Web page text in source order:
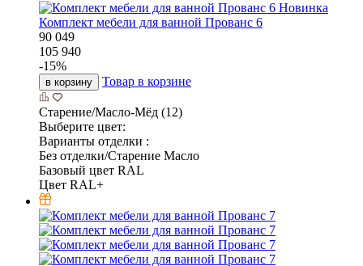
Новинка
Комплект мебели для ванной Прованс 6
90 049
105 940
-15%
в корзину Товар в корзине
Старение/Масло-Мёд (12)
Выберите цвет:
Варианты отделки :
Без отделки/Старение Масло
Базовый цвет RAL
Цвет RAL+